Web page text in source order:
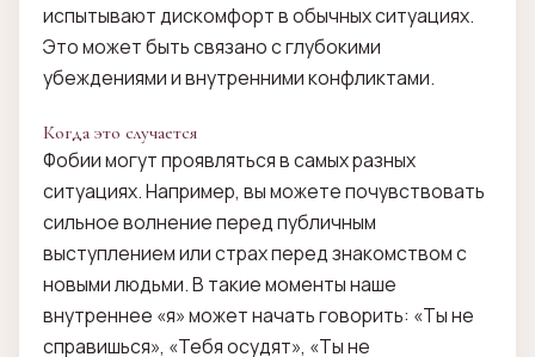
испытывают дискомфорт в обычных ситуациях.
Это может быть связано с глубокими
убеждениями и внутренними конфликтами.
Когда это случается
Фобии могут проявляться в самых разных
ситуациях. Например, вы можете почувствовать
сильное волнение перед публичным
выступлением или страх перед знакомством с
новыми людьми. В такие моменты наше
внутреннее «я» может начать говорить: «Ты не
справишься», «Тебя осудят», «Ты не